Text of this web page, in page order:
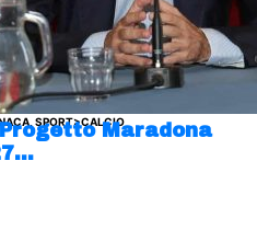
SPORT>CALCIOMaradona